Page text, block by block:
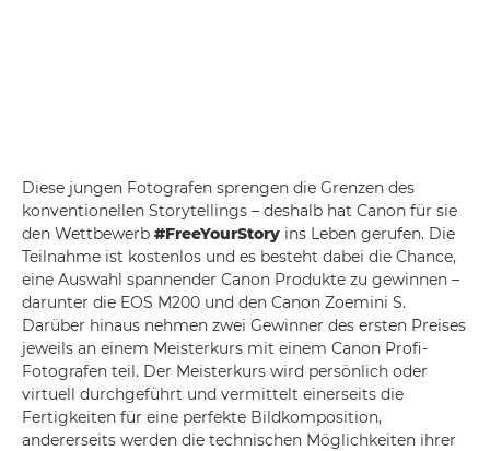
Diese jungen Fotografen sprengen die Grenzen des
konventionellen Storytellings – deshalb hat Canon für sie
den Wettbewerb #FreeYourStory ins Leben gerufen. Die
Teilnahme ist kostenlos und es besteht dabei die Chance,
eine Auswahl spannender Canon Produkte zu gewinnen –
darunter die EOS M200 und den Canon Zoemini S.
Darüber hinaus nehmen zwei Gewinner des ersten Preises
jeweils an einem Meisterkurs mit einem Canon Profi-
Fotografen teil. Der Meisterkurs wird persönlich oder
virtuell durchgeführt und vermittelt einerseits die
Fertigkeiten für eine perfekte Bildkomposition,
andererseits werden die technischen Möglichkeiten ihrer